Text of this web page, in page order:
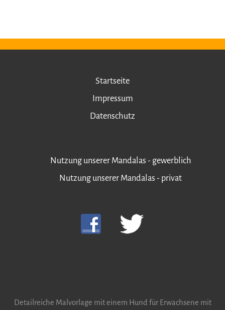
Startseite
Impressum
Datenschutz
Nutzung unserer Mandalas - gewerblich
Nutzung unserer Mandalas - privat
Detailreiche Malvorlage mit einem Hund für Erwachsene mit